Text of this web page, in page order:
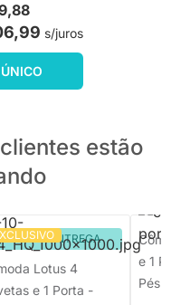
s/juros
estão
PRONTA ENTREGA
Lotus 4
e 1 Porta -
e 1
Pés